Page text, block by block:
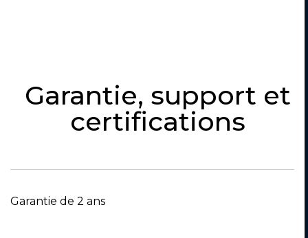
Garantie, support et
certifications
Garantie de 2 ans